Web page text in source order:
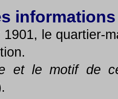
informations
1901, le quartier-
et le motif de